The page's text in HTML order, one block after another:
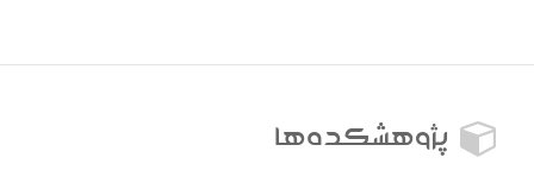
پژوهشکده‌ها